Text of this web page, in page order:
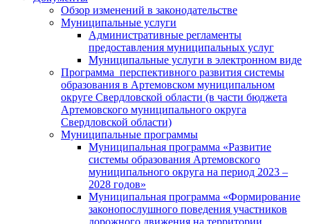
Обзор изменений в законодательстве
Муниципальные услуги
Административные регламенты
предоставления муниципальных услуг
Муниципальные услуги в электронном виде
Программа перспективного развития системы
образования в Артемовском муниципальном
округе Свердловской области (в части бюджета
Артемовского муниципального округа
Свердловской области)
Муниципальные программы
Муниципальная программа «Развитие
системы образования Артемовского
муниципального округа на период 2023 –
2028 годов»
Муниципальная программа «Формирование
законопослушного поведения участников